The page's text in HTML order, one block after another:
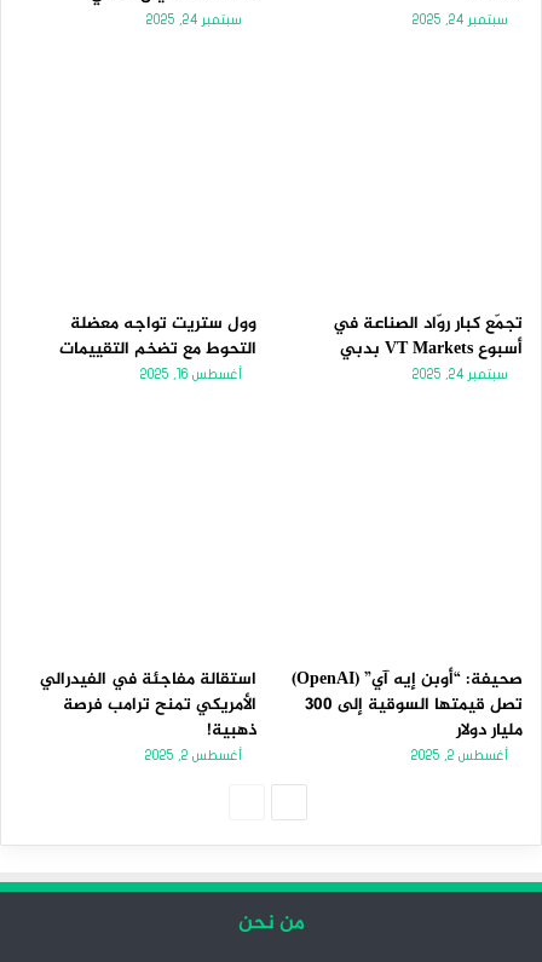
سبتمبر 24, 2025 سبتمبر 24, 2025
تجمّع كبار روّاد الصناعة في
أسبوع VT Markets بدبي
سبتمبر 24, 2025
وول ستريت تواجه معضلة
التحوط مع تضخم التقييمات
أغسطس 16, 2025
صحيفة: “أوبن إيه آي” (OpenAI)
تصل قيمتها السوقية إلى 300
مليار دولار
أغسطس 2, 2025
استقالة مفاجئة في الفيدرالي
الأمريكي تمنح ترامب فرصة
ذهبية!
أغسطس 2, 2025
من نحن